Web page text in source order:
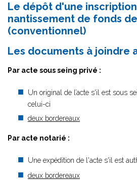
Le dépôt d'une
nantissement de fonds
(conventionnel)
Les documents à joindre
Par acte sous seing privé :
Un original de l’acte s'il est sous
celui-ci
deux bordereaux
Par acte notarié :
Une expédition de l'acte s'il est
deux bordereaux